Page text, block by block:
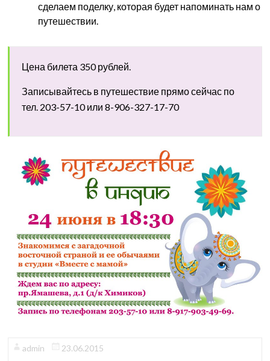
сделаем поделку, которая будет напоминать нам о
путешествии.
Цена билета 350 рублей.
Записывайтесь в путешествие прямо сейчас по
тел. 203-57-10 или 8-906-327-17-70
admin 23.06.2015